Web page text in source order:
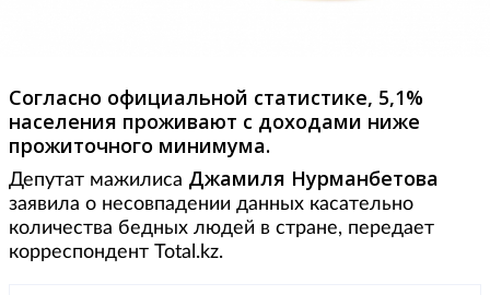
Согласно официальной статистике, 5,1%
населения проживают с доходами ниже
прожиточного минимума.
Депутат мажилиса Джамиля Нурманбетова
заявила о несовпадении данных касательно
количества бедных людей в стране, передает
корреспондент Total.kz.